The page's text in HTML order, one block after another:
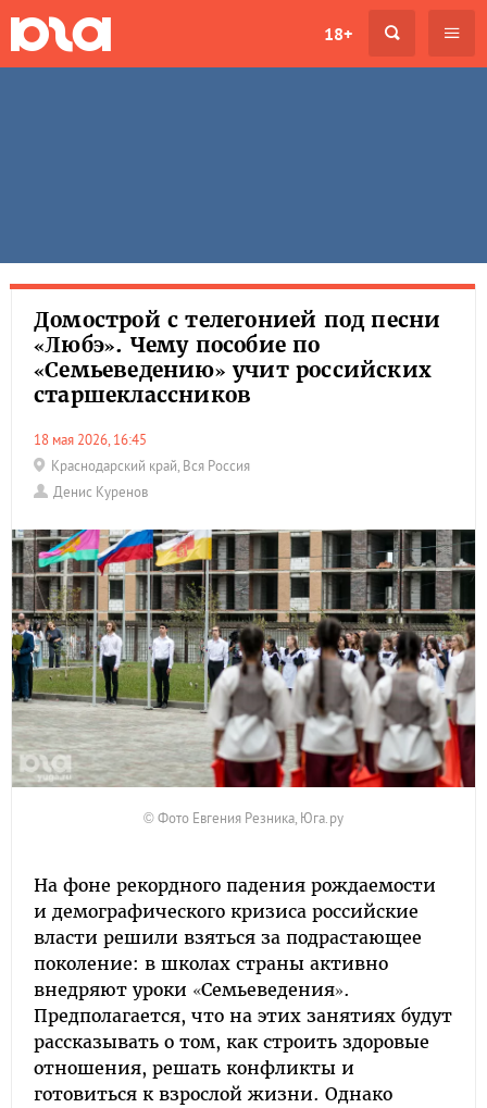
18+
Домострой с телегонией под песни
«Любэ». Чему пособие по
«Семьеведению» учит российских
старшеклассников
18 мая 2026, 16:45
Краснодарский край, Вся Россия
Денис Куренов
© Фото Евгения Резника, Юга.ру
На фоне рекордного падения рождаемости
и демографического кризиса российские
власти решили взяться за подрастающее
поколение: в школах страны активно
внедряют уроки «Семьеведения».
Предполагается, что на этих занятиях будут
рассказывать о том, как строить здоровые
отношения, решать конфликты и
готовиться к взрослой жизни. Однако